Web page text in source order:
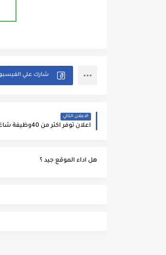
الاعلان التالي
هل اداء الموقع جيد ؟